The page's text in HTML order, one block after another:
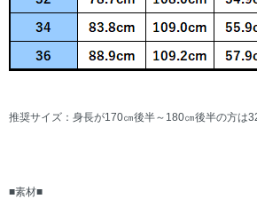
推奨サイズ：身長が170㎝後半～180㎝後半の方は
■素材■